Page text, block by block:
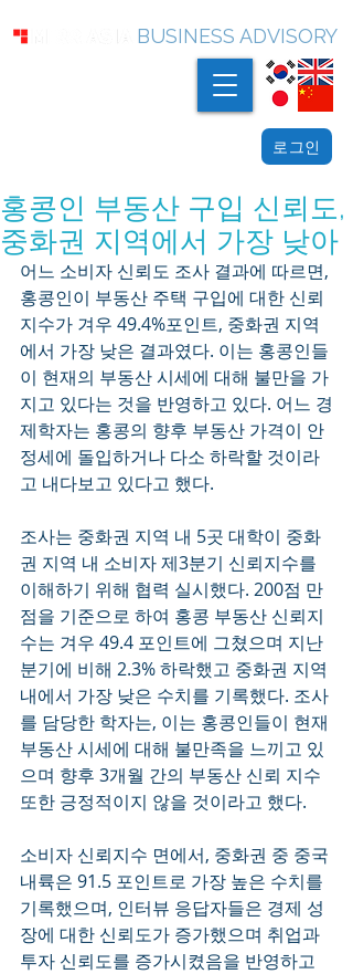
BUSINESS ADVISORY
로그인
홍콩인 부동산 구입 신뢰도,
중화권 지역에서 가장 낮아
어느 소비자 신뢰도 조사 결과에 따르면,
홍콩인이 부동산 주택 구입에 대한 신뢰
지수가 겨우 49.4%포인트, 중화권 지역
에서 가장 낮은 결과였다. 이는 홍콩인들
이 현재의 부동산 시세에 대해 불만을 가
지고 있다는 것을 반영하고 있다. 어느 경
제학자는 홍콩의 향후 부동산 가격이 안
정세에 돌입하거나 다소 하락할 것이라
고 내다보고 있다고 했다.
조사는 중화권 지역 내 5곳 대학이 중화
권 지역 내 소비자 제3분기 신뢰지수를
이해하기 위해 협력 실시했다. 200점 만
점을 기준으로 하여 홍콩 부동산 신뢰지
수는 겨우 49.4 포인트에 그쳤으며 지난
분기에 비해 2.3% 하락했고 중화권 지역
내에서 가장 낮은 수치를 기록했다. 조사
를 담당한 학자는, 이는 홍콩인들이 현재
부동산 시세에 대해 불만족을 느끼고 있
으며 향후 3개월 간의 부동산 신뢰 지수
또한 긍정적이지 않을 것이라고 했다.
소비자 신뢰지수 면에서, 중화권 중 중국
내륙은 91.5 포인트로 가장 높은 수치를
기록했으며, 인터뷰 응답자들은 경제 성
장에 대한 신뢰도가 증가했으며 취업과
투자 신뢰도를 증가시켰음을 반영하고